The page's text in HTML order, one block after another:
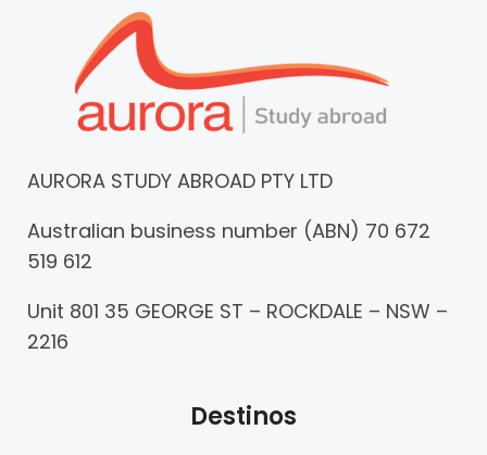
AURORA STUDY ABROAD PTY LTD
Australian business number (ABN) 70 672
519 612
Unit 801 35 GEORGE ST – ROCKDALE – NSW –
2216
Destinos